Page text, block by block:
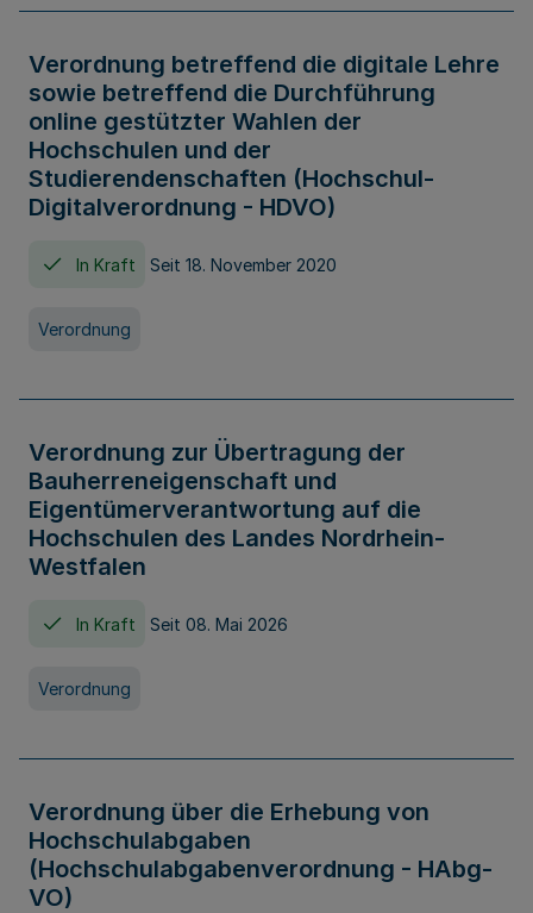
Verordnung betreffend die digitale Lehre
sowie betreffend die Durchführung
online gestützter Wahlen der
Hochschulen und der
Studierendenschaften (Hochschul-
Digitalverordnung - HDVO)
In Kraft Seit 18. November 2020
Verordnung
Verordnung zur Übertragung der
Bauherreneigenschaft und
Eigentümerverantwortung auf die
Hochschulen des Landes Nordrhein-
Westfalen
In Kraft Seit 08. Mai 2026
Verordnung
Verordnung über die Erhebung von
Hochschulabgaben
(Hochschulabgabenverordnung - HAbg-
VO)